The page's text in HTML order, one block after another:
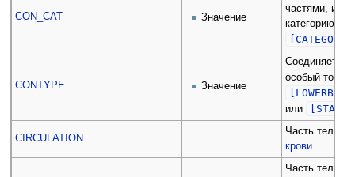
CON_CAT Значение
частями,
категорию,
[CATEGORY]
CONTYPE Значение
Соединяет
особый токен:
или
CIRCULATION
Часть тела,
крови.
Часть тела,